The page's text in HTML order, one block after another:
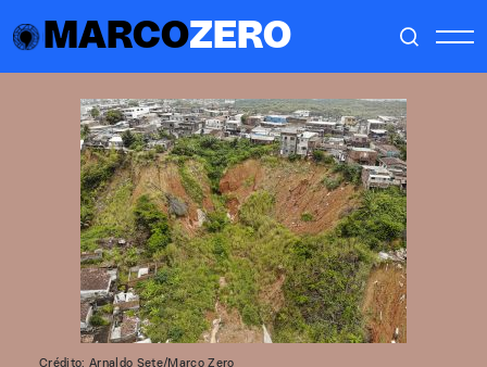
MARCOZERO
Crédito: Arnaldo Sete/Marco Zero